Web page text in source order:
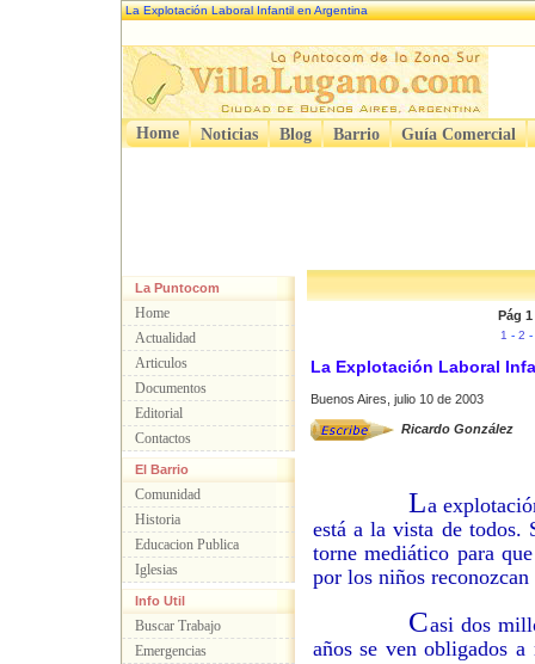
La Explotación Laboral Infantil en Argentina
Home Noticias Blog Barrio Guía Comercial
La Puntocom
Home
Actualidad
Articulos
Documentos
Editorial
Contactos
El Barrio
Comunidad
Historia
Educacion Publica
Iglesias
Info Util
Buscar Trabajo
Emergencias
Pág 1
1 - 2 -
La Explotación Laboral
Buenos Aires, julio 10 de 2003
Ricardo González
La
está a la vista de todos.
torne mediático para
por los niños
Casi dos
años se ven obligados